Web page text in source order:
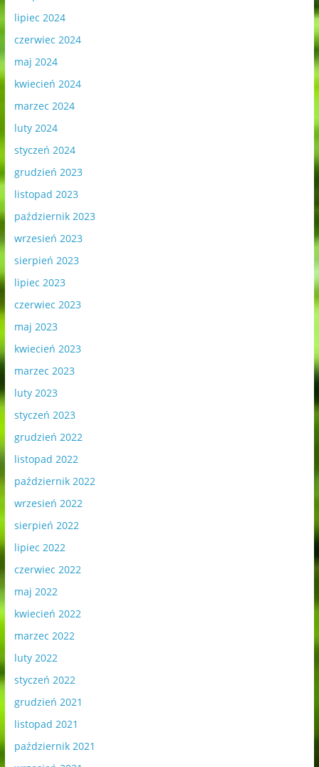
lipiec 2024
czerwiec 2024
maj 2024
kwiecień 2024
marzec 2024
luty 2024
styczeń 2024
grudzień 2023
listopad 2023
październik 2023
wrzesień 2023
sierpień 2023
lipiec 2023
czerwiec 2023
maj 2023
kwiecień 2023
marzec 2023
luty 2023
styczeń 2023
grudzień 2022
listopad 2022
październik 2022
wrzesień 2022
sierpień 2022
lipiec 2022
czerwiec 2022
maj 2022
kwiecień 2022
marzec 2022
luty 2022
styczeń 2022
grudzień 2021
listopad 2021
październik 2021